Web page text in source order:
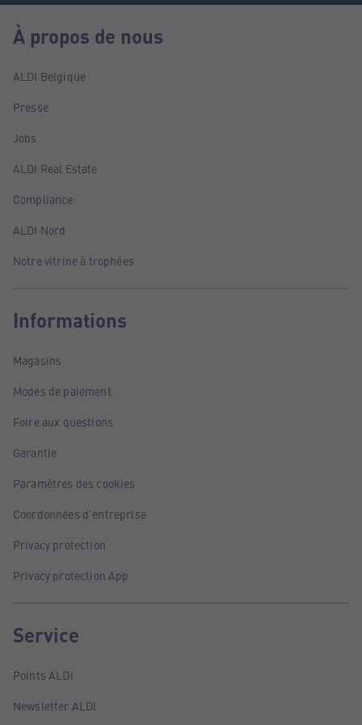
À propos de nous
ALDI Belgique
Presse
Jobs
ALDI Real Estate
Compliance
ALDI Nord
Notre vitrine à trophées
Informations
Magasins
Modes de paiement
Foire aux questions
Garantie
Paramètres des cookies
Coordonnées d'entreprise
Privacy protection
Privacy protection App
Service
Points ALDI
Newsletter ALDI